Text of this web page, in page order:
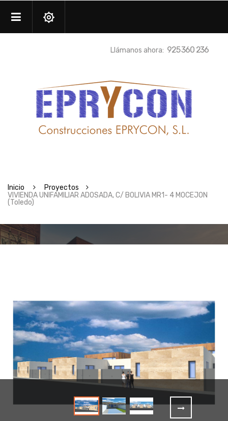
Llámanos ahora: 925 360 236
Inicio
Proyectos
VIVIENDA UNIFAMILIAR ADOSADA, C/ BOLIVIA MR1- 4 MOCEJON
(Toledo)